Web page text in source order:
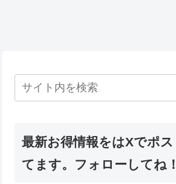
最新お得情報をはXでポス
てます。フォローしてね！